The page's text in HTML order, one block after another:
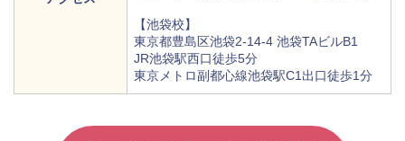
【池袋校】
東京都豊島区池袋2-14-4 池袋TAビルB1
JR池袋駅西口徒歩5分
東京メトロ副都心線池袋駅C1出口徒歩1分